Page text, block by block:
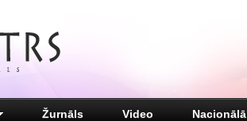
Žurnāls Video